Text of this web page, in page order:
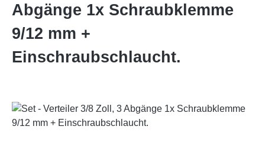
Abgänge 1x Schraubklemme
9/12 mm +
Einschraubschlaucht.
Bildergalerie überspringen